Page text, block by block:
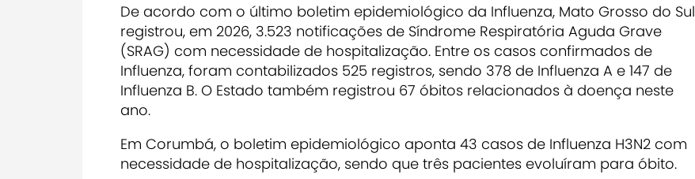
De acordo com o último boletim epidemiológico da Influenza, Mato Grosso do Sul
registrou, em 2026, 3.523 notificações de Síndrome Respiratória Aguda Grave
(SRAG) com necessidade de hospitalização. Entre os casos confirmados de
Influenza, foram contabilizados 525 registros, sendo 378 de Influenza A e 147 de
Influenza B. O Estado também registrou 67 óbitos relacionados à doença neste
ano.
Em Corumbá, o boletim epidemiológico aponta 43 casos de Influenza H3N2 com
necessidade de hospitalização, sendo que três pacientes evoluíram para óbito.